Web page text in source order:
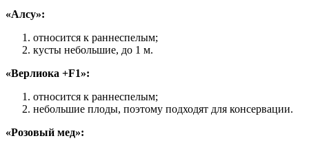
«Алсу»:
относится к раннеспелым;
кусты небольшие, до 1 м.
«Верлиока +F1»:
относится к раннеспелым;
небольшие плоды, поэтому подходят для консервации.
«Розовый мед»: